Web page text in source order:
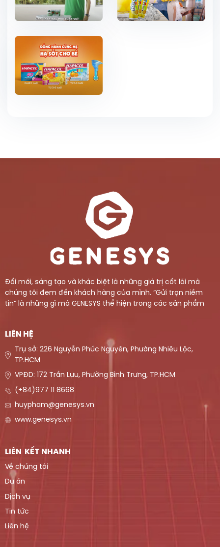
Đổi mới, sáng tạo và khác biệt là những giá trị cốt lõi mà
chúng tôi đem đến khách hàng của mình. “Gửi trọn niềm
tin” là những gì mà GENESYS thể hiện trong các sản phẩm
LIÊN HỆ
Trụ sở: 226 Nguyễn Phúc Nguyên, Phường Nhiêu Lộc,
TP.HCM
VPĐD: 172 Trần Lựu, Phường Bình Trưng, TP.HCM
(+84)977 11 8668
huypham@genesys.vn
www.genesys.vn
LIÊN KẾT NHANH
Về chúng tôi
Dự án
Dịch vụ
Tin tức
Liên hệ